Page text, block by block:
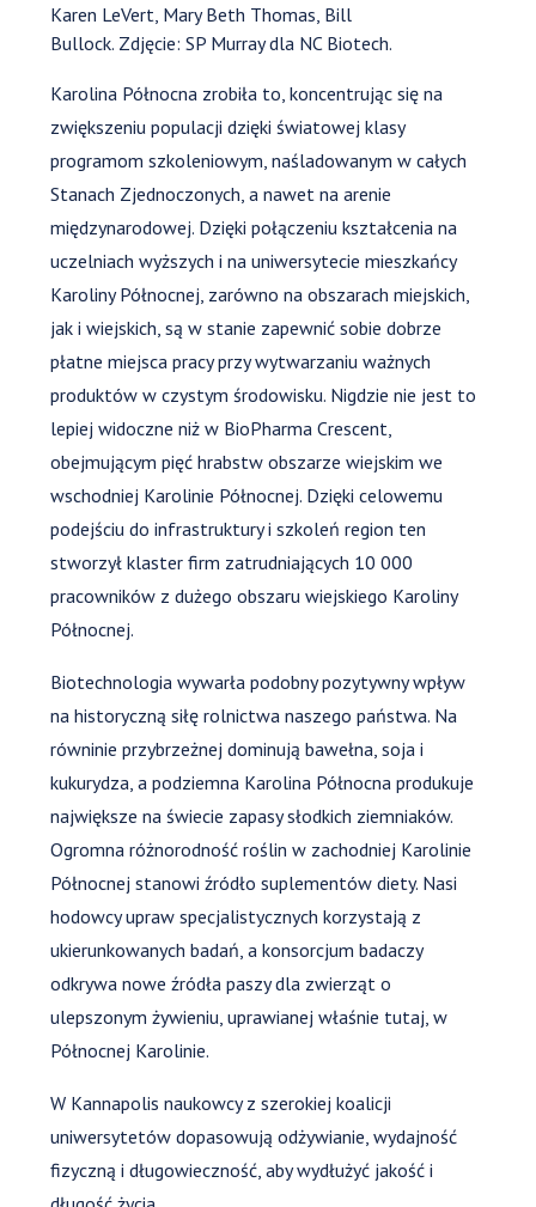
Karen LeVert, Mary Beth Thomas, Bill
Bullock. Zdjęcie: SP Murray dla NC Biotech.
Karolina Północna zrobiła to, koncentrując się na
zwiększeniu populacji dzięki światowej klasy
programom szkoleniowym, naśladowanym w całych
Stanach Zjednoczonych, a nawet na arenie
międzynarodowej. Dzięki połączeniu kształcenia na
uczelniach wyższych i na uniwersytecie mieszkańcy
Karoliny Północnej, zarówno na obszarach miejskich,
jak i wiejskich, są w stanie zapewnić sobie dobrze
płatne miejsca pracy przy wytwarzaniu ważnych
produktów w czystym środowisku. Nigdzie nie jest to
lepiej widoczne niż w BioPharma Crescent,
obejmującym pięć hrabstw obszarze wiejskim we
wschodniej Karolinie Północnej. Dzięki celowemu
podejściu do infrastruktury i szkoleń region ten
stworzył klaster firm zatrudniających 10 000
pracowników z dużego obszaru wiejskiego Karoliny
Północnej.
Biotechnologia wywarła podobny pozytywny wpływ
na historyczną siłę rolnictwa naszego państwa. Na
równinie przybrzeżnej dominują bawełna, soja i
kukurydza, a podziemna Karolina Północna produkuje
największe na świecie zapasy słodkich ziemniaków.
Ogromna różnorodność roślin w zachodniej Karolinie
Północnej stanowi źródło suplementów diety. Nasi
hodowcy upraw specjalistycznych korzystają z
ukierunkowanych badań, a konsorcjum badaczy
odkrywa nowe źródła paszy dla zwierząt o
ulepszonym żywieniu, uprawianej właśnie tutaj, w
Północnej Karolinie.
W Kannapolis naukowcy z szerokiej koalicji
uniwersytetów dopasowują odżywianie, wydajność
fizyczną i długowieczność, aby wydłużyć jakość i